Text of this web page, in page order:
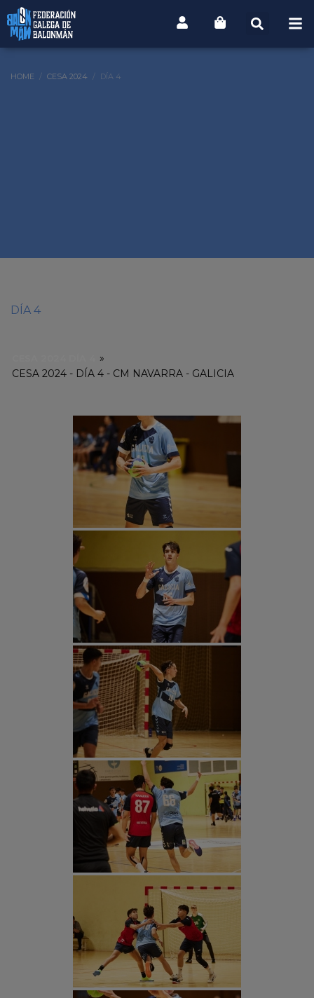
HOME CESA 2024 DÍA 4
DÍA 4
»
CESA 2024 - DÍA 4 - CM NAVARRA - GALICIA